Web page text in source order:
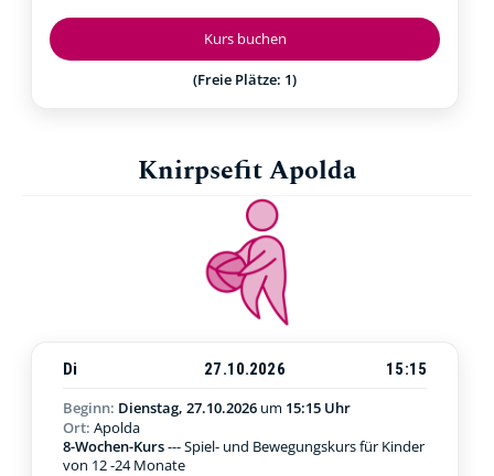
Kurs buchen
(Freie Plätze: 1)
Knirpsefit Apolda
Di 27.10.2026
15:15
Beginn: Dienstag, 27.10.2026 um 15:15 Uhr
Ort: Apolda
8-Wochen-Kurs--- Spiel- und Bewegungskurs für Kinder
von 12 -24 Monate